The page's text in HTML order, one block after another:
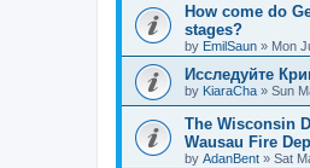
How come do
stages?
by EmilSaun » Mon
Исследуйте
by KiaraCha » Sun
The Wisconsin
Wausau Fire
by AdanBent » Sat